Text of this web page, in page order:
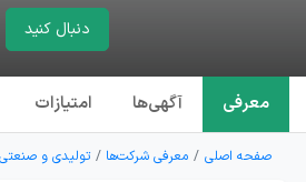
دنبال کنید
معرفی آگهی‌ها امتیازات
صفحه اصلی معرفی شرکت‌ها تولیدی و صنعتی